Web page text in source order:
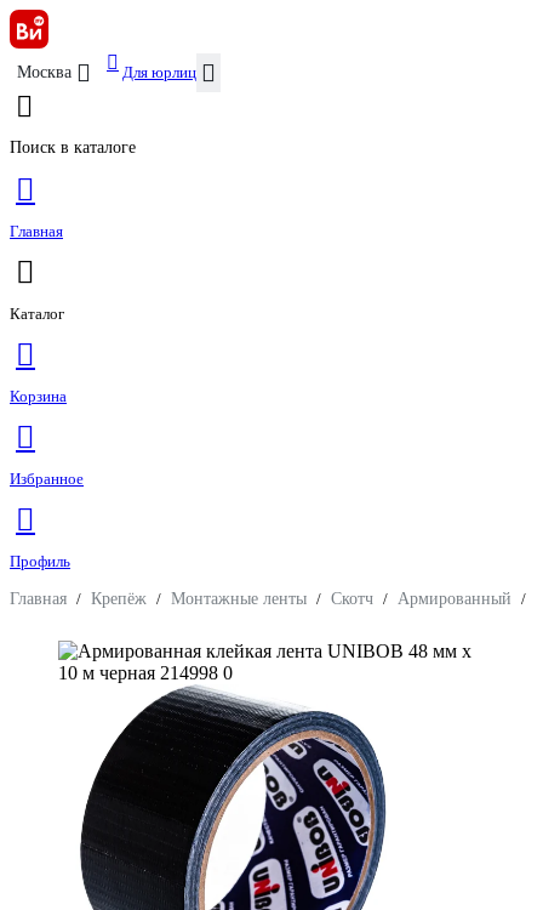
Москва Для юрлиц
Поиск в каталоге
Главная
Каталог
Корзина
Избранное
Профиль
Главная / Крепёж / Монтажные ленты / Скотч / Армированный /